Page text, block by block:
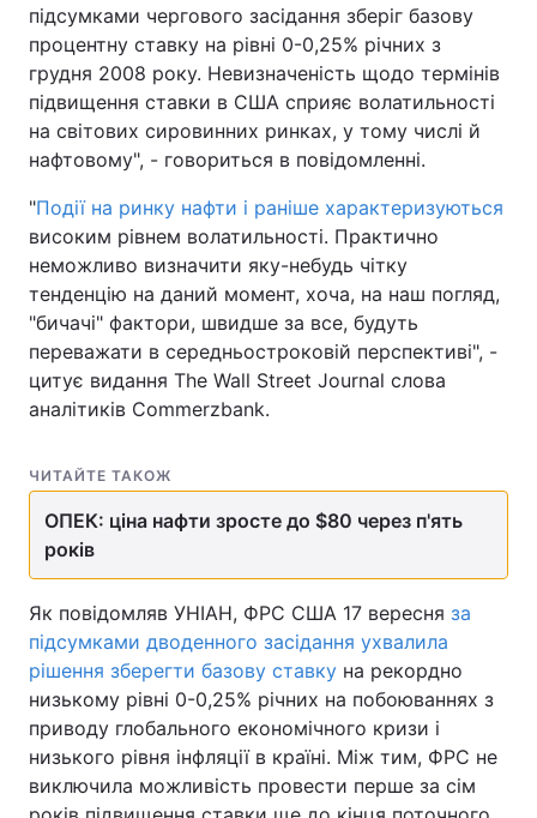
підсумками чергового засідання зберіг базову
процентну ставку на рівні 0-0,25% річних з
грудня 2008 року. Невизначеність щодо термінів
підвищення ставки в США сприяє волатильності
на світових сировинних ринках, у тому числі й
нафтовому", - говориться в повідомленні.
"Події на ринку нафти і раніше характеризуються
високим рівнем волатильності. Практично
неможливо визначити яку-небудь чітку
тенденцію на даний момент, хоча, на наш погляд,
"бичачі" фактори, швидше за все, будуть
переважати в середньостроковій перспективі", -
цитує видання The Wall Street Journal слова
аналітиків Commerzbank.
ЧИТАЙТЕ ТАКОЖ
ОПЕК: ціна нафти зросте до $80 через п'ять
років
Як повідомляв УНІАН, ФРС США 17 вересня за
підсумками дводенного засідання ухвалила
рішення зберегти базову ставку на рекордно
низькому рівні 0-0,25% річних на побоюваннях з
приводу глобального економічного кризи і
низького рівня інфляції в країні. Між тим, ФРС не
виключила можливість провести перше за сім